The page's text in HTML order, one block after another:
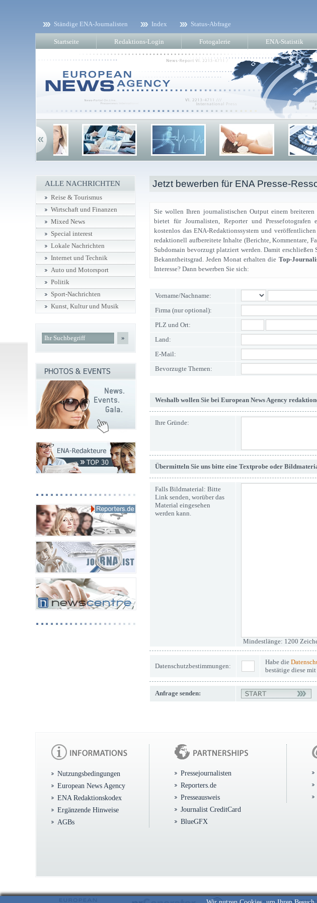
Ständige ENA-Journalisten Index Status-Abfrage
Startseite Redaktions-Login Fotogalerie ENA-Statistik
Jetzt bewerben für ENA Presse-
Sie wollen Ihren journalistischen Output einem
bietet für Journalisten, Reporter und Pressefotografen
kostenlos das ENA-Redaktionssystem und
redaktionell aufbereitete Inhalte (Berichte, Kommentare,
Subdomain bevorzugt platziert werden. Damit erschließen
Bekanntheitsgrad. Jeden Monat erhalten die Top-
Interesse? Dann bewerben Sie sich:
Vorname/Nachname:
Firma (nur optional):
PLZ und Ort:
Land:
E-Mail:
Bevorzugte Themen:
Weshalb wollen Sie bei European News Agency
Ihre Gründe:
Übermitteln Sie uns bitte eine Textprobe oder
Falls Bildmaterial: Bitte
Link senden, worüber das
Material eingesehen
werden kann.
Mindestlänge: 1200
Datenschutzbestimmungen:
Habe die
bestätige diese mit
Anfrage senden:
ALLE NACHRICHTEN
Reise & Tourismus
Wirtschaft und Finanzen
Mixed News
Special interest
Lokale Nachrichten
Internet und Technik
Auto und Motorsport
Politik
Sport-Nachrichten
Kunst, Kultur und Musik
»
Nutzungsbedingungen
European News Agency
ENA Redaktionskodex
Ergänzende Hinweise
AGBs
Pressejournalisten
Reporters.de
Presseausweis
Journalist CreditCard
BlueGFX